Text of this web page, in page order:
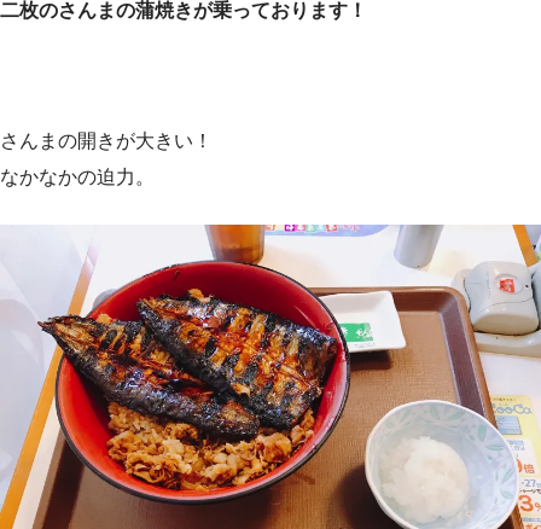
二枚のさんまの蒲焼きが乗っております！
さんまの開きが大きい！
なかなかの迫力。